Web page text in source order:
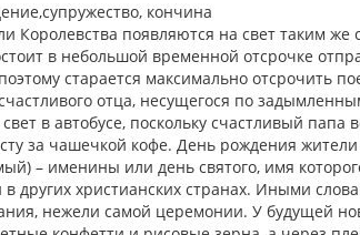
Королевства появляются на свет таким же
в небольшой временной отсрочке
старается максимально отсрочить
отца, несущегося по
в автобусе, поскольку счастливый
за чашечкой кофе. День рождения
– именины или день святого, имя
других христианских странах. Иными
нежели самой церемонии. У будущей